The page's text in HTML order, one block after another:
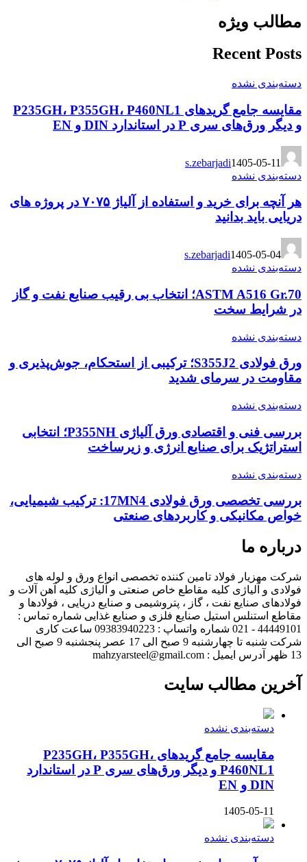
مطالب ویژه
Recent Posts
دسته‌بندی نشده
مقایسه جامع گریدهای P235GH، P355GH، P460NL1
و دیگر ورق‌های سری P در استاندارد DIN و EN
s.zebarjadi1405-05-11
دسته‌بندی نشده
هر آنچه برای خرید و استفاده از آلیاژ ۷۰۷۵ در پروژه های
دریایی باید بدانید
s.zebarjadi1405-05-04
دسته‌بندی نشده
ASTM A516 Gr.70؛ انتخاب بی رقیب صنایع نفت و گاز
در شرایط سخت
دسته‌بندی نشده
ورق فولادی S355J2؛ ترکیبی از استحکام، جوش‌پذیری و
مقاومت در سرمای شدید
دسته‌بندی نشده
بررسی فنی و اقتصادی ورق آلیاژی P355NH؛ انتخابی
استراتژیک برای صنایع انرژی و زیرساخت
دسته‌بندی نشده
بررسی تخصصی ورق فولادی 17MN4: ترکیب شیمیایی،
خواص مکانیکی و کاربردهای صنعتی
درباره ما
شرکت مهزیار فولاد تامین کننده تخصصی انواع ورق و لوله های
فولادی و آلیاژی کلیه مقاطع خاص صنعتی و آلیاژی کلیه آهن آلات و
فولادهای صنایع نفت ، گاز ، پتروشیمی و صنایع دریایی ، فولادها و
مقاطع استنلس استیل صنایع فلزی و صنایع غذایی شماره تماس :
44449101 - 021 شماره واتساپ : 09383940223 ساعت کاری
شرکت شنبه تا چهارشنبه 9 صبح الی 17 عصر پنجشنبه 9 صبح الی
13 ظهر آدرس ایمیل : mahzyarsteel@gmail.com
آخرین مطالب سایت
دسته‌بندی نشده
مقایسه جامع گریدهای P235GH، P355GH،
P460NL1 و دیگر ورق‌های سری P در استاندارد
DIN و EN
1405-05-11
دسته‌بندی نشده